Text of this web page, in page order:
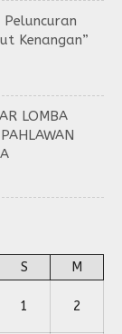
Kenangan”
LOMBA
S M
1 2